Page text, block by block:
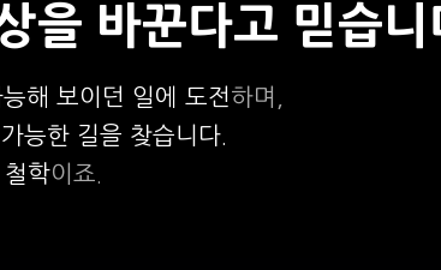
을 바꾼다고 믿습니
해 보이던 일에 도전하며,
가능한 길을 찾습니다.
학이죠.